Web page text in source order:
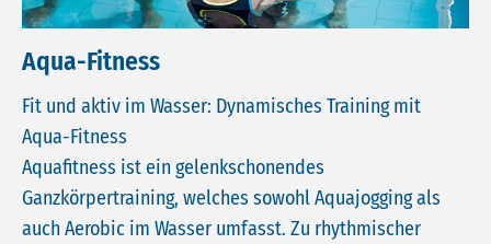
Aqua-Fitness
Fit und aktiv im Wasser: Dynamisches Training mit
Aqua-Fitness
Aquafitness ist ein gelenkschonendes
Ganzkörpertraining, welches sowohl Aquajogging als
auch Aerobic im Wasser umfasst. Zu rhythmischer